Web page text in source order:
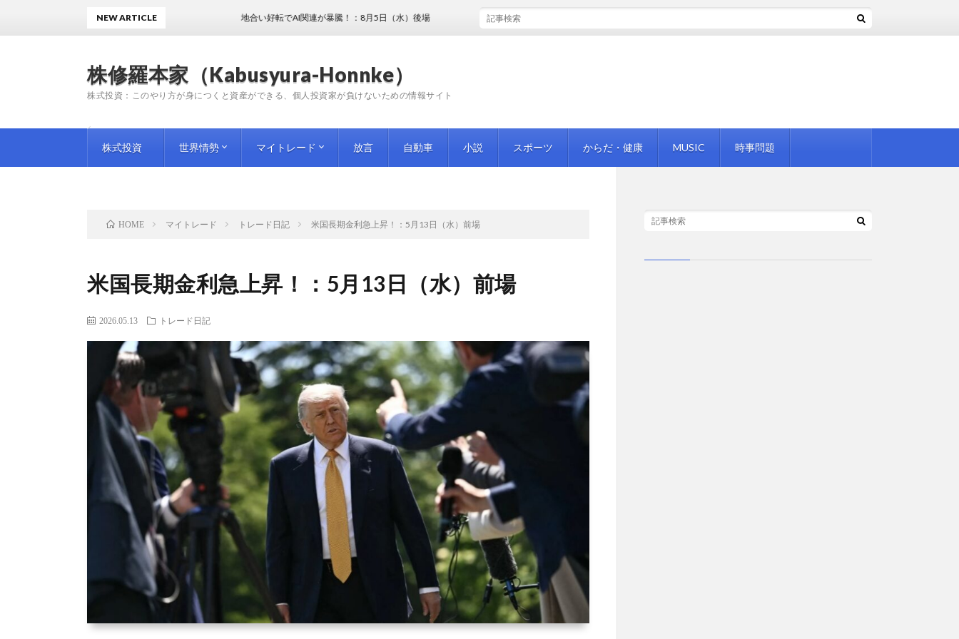
株修羅本家（Kabusyura-Honnke）
株式投資：このやり方が身につくと資産ができる、個人投資家が負けないための情報サイト
株式投資 世界情勢 マイトレード 放言 自動車 小説 スポーツ からだ・健康 MUSIC 時事問題
NEW ARTICLE 地合い好転でAI関連が暴騰！：8月5日（水）後場
HOME マイトレード トレード日記 米国長期金利急上昇！：5月13日（水）前場
米国長期金利急上昇！：5月13日（水）前場
2026.05.13 トレード日記